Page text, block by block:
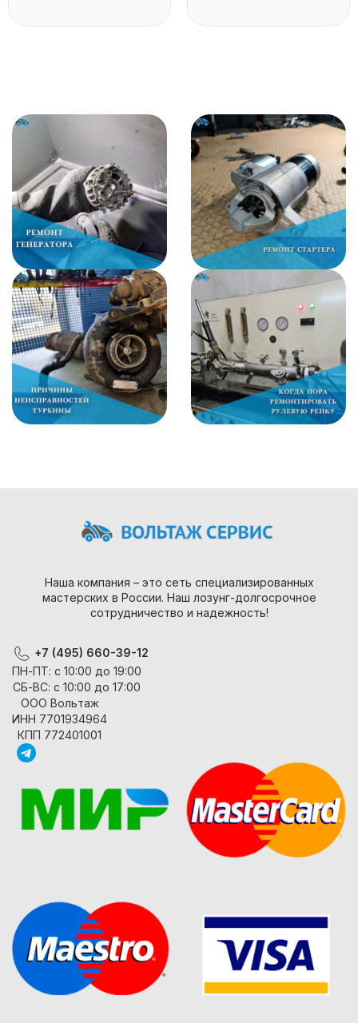
Наша компания – это сеть специализированных
мастерских в России. Наш лозунг-долгосрочное
сотрудничество и надежность!
+7 (495) 660-39-12
ПН-ПТ: с 10:00 до 19:00
СБ-ВС: с 10:00 до 17:00
ООО Вольтаж
ИНН 7701934964
КПП 772401001